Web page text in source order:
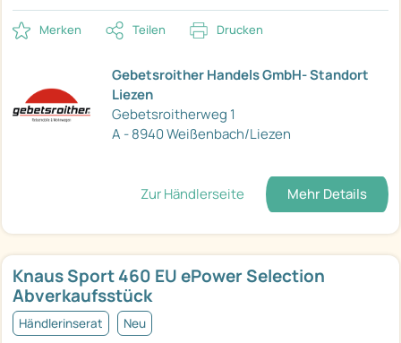
Merken Teilen Drucken
Gebetsroither Handels GmbH- Standort
Liezen
Gebetsroitherweg 1
A - 8940 Weißenbach/Liezen
Zur Händlerseite Mehr Details
Knaus Sport 460 EU ePower Selection
Abverkaufsstück
Händlerinserat Neu